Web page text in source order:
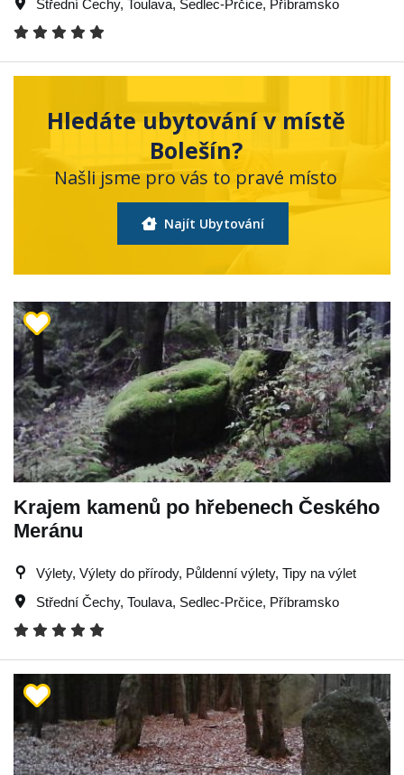
Střední Čechy, Toulava, Sedlec-Prčice, Příbramsko
Hledáte ubytování v místě
Bolešín?
Našli jsme pro vás to pravé místo
Najít Ubytování
Krajem kamenů po hřebenech Českého
Meránu
Výlety, Výlety do přírody, Půldenní výlety, Tipy na výlet
Střední Čechy, Toulava, Sedlec-Prčice, Příbramsko